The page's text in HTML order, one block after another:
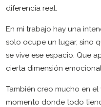
diferencia real.
En mi trabajo hay una
solo ocupe un lugar, sino
se vive ese espacio. Que
cierta dimensión
También creo mucho en
momento donde todo